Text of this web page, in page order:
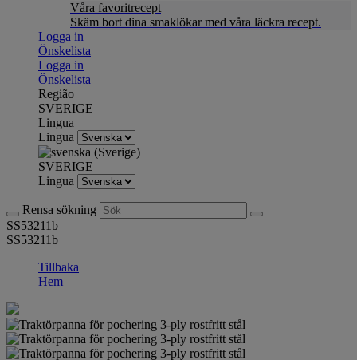
Våra favoritrecept
Skäm bort dina smaklökar med våra läckra recept.
Logga in
Önskelista
Logga in
Önskelista
Região
SVERIGE
Lingua
Lingua
SVERIGE
Lingua
Rensa sökning
SS53211b
SS53211b
Tillbaka
Hem